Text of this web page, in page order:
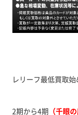
レリーフ最低買取始
2期から4期 （千眼